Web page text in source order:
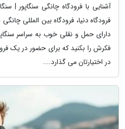
فرودگاه دنیا، فرودگاه بین المللی
دارای حمل و نقلی خوب به سراسر
فکرش را بکنید که برای حضور در یک
در اختیارتان می گذارد....